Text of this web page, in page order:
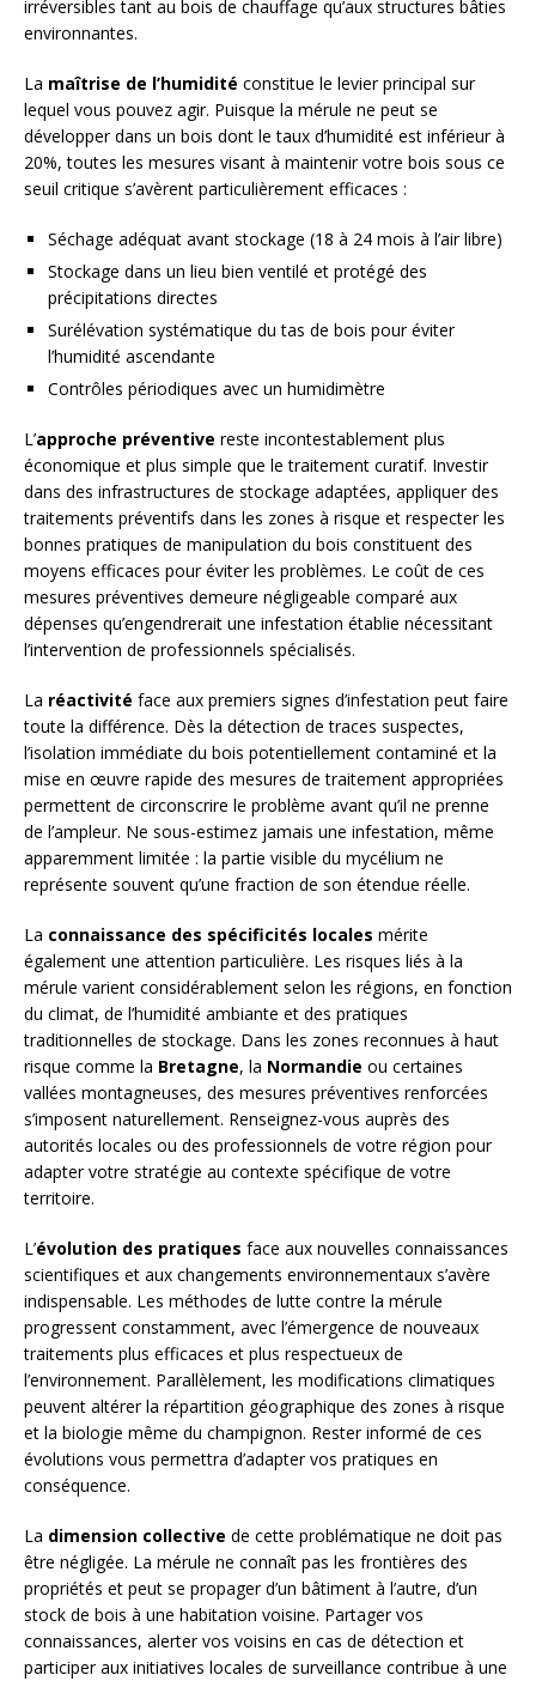
irréversibles tant au bois de chauffage qu’aux structures bâties
environnantes.
La maîtrise de l’humidité constitue le levier principal sur
lequel vous pouvez agir. Puisque la mérule ne peut se
développer dans un bois dont le taux d’humidité est inférieur à
20%, toutes les mesures visant à maintenir votre bois sous ce
seuil critique s’avèrent particulièrement efficaces :
Séchage adéquat avant stockage (18 à 24 mois à l’air libre)
Stockage dans un lieu bien ventilé et protégé des
précipitations directes
Surélévation systématique du tas de bois pour éviter
l’humidité ascendante
Contrôles périodiques avec un humidimètre
L’approche préventive reste incontestablement plus
économique et plus simple que le traitement curatif. Investir
dans des infrastructures de stockage adaptées, appliquer des
traitements préventifs dans les zones à risque et respecter les
bonnes pratiques de manipulation du bois constituent des
moyens efficaces pour éviter les problèmes. Le coût de ces
mesures préventives demeure négligeable comparé aux
dépenses qu’engendrerait une infestation établie nécessitant
l’intervention de professionnels spécialisés.
La réactivité face aux premiers signes d’infestation peut faire
toute la différence. Dès la détection de traces suspectes,
l’isolation immédiate du bois potentiellement contaminé et la
mise en œuvre rapide des mesures de traitement appropriées
permettent de circonscrire le problème avant qu’il ne prenne
de l’ampleur. Ne sous-estimez jamais une infestation, même
apparemment limitée : la partie visible du mycélium ne
représente souvent qu’une fraction de son étendue réelle.
La connaissance des spécificités locales mérite
également une attention particulière. Les risques liés à la
mérule varient considérablement selon les régions, en fonction
du climat, de l’humidité ambiante et des pratiques
traditionnelles de stockage. Dans les zones reconnues à haut
risque comme la Bretagne, la Normandie ou certaines
vallées montagneuses, des mesures préventives renforcées
s’imposent naturellement. Renseignez-vous auprès des
autorités locales ou des professionnels de votre région pour
adapter votre stratégie au contexte spécifique de votre
territoire.
L’évolution des pratiques face aux nouvelles connaissances
scientifiques et aux changements environnementaux s’avère
indispensable. Les méthodes de lutte contre la mérule
progressent constamment, avec l’émergence de nouveaux
traitements plus efficaces et plus respectueux de
l’environnement. Parallèlement, les modifications climatiques
peuvent altérer la répartition géographique des zones à risque
et la biologie même du champignon. Rester informé de ces
évolutions vous permettra d’adapter vos pratiques en
conséquence.
La dimension collective de cette problématique ne doit pas
être négligée. La mérule ne connaît pas les frontières des
propriétés et peut se propager d’un bâtiment à l’autre, d’un
stock de bois à une habitation voisine. Partager vos
connaissances, alerter vos voisins en cas de détection et
participer aux initiatives locales de surveillance contribue à une